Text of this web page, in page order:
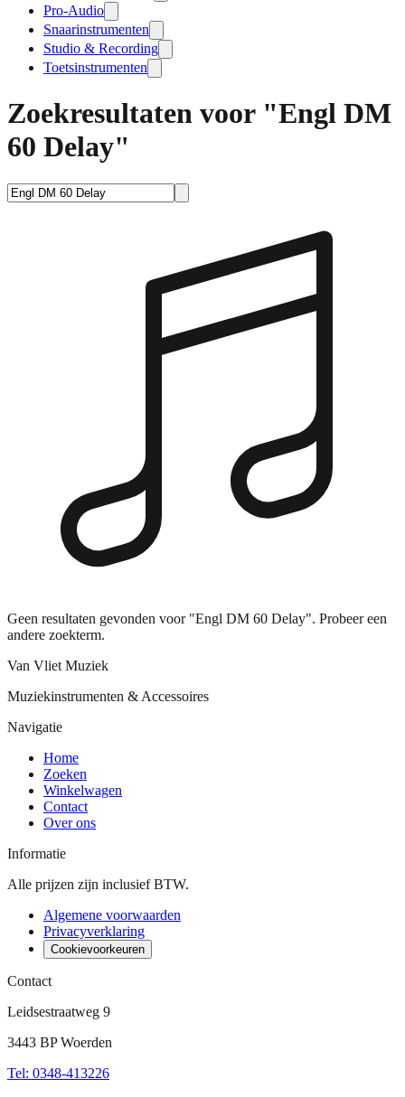
Pro-Audio
Snaarinstrumenten
Studio & Recording
Toetsinstrumenten
Zoekresultaten voor "Engl DM
60 Delay"
Geen resultaten gevonden voor "Engl DM 60 Delay". Probeer een
andere zoekterm.
Van Vliet Muziek
Muziekinstrumenten & Accessoires
Navigatie
Home
Zoeken
Winkelwagen
Contact
Over ons
Informatie
Alle prijzen zijn inclusief BTW.
Algemene voorwaarden
Privacyverklaring
Cookievoorkeuren
Contact
Leidsestraatweg 9
3443 BP Woerden
Tel: 0348-413226